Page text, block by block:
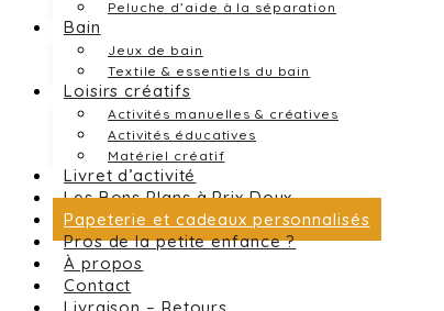
Peluche d’aide à la séparation
Bain
Jeux de bain
Textile & essentiels du bain
Loisirs créatifs
Activités manuelles & créatives
Activités éducatives
Matériel créatif
Livret d’activité
Les Bons Plans à Prix Doux
Papeterie et cadeaux personnalisés
Pros de la petite enfance ?
À propos
Contact